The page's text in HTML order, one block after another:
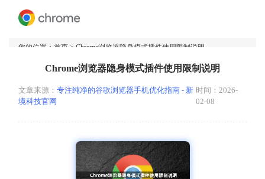
您的位置： 首页 > Chrome浏览器隐身模式插件使用限制说明
Chrome浏览器隐身模式插件使用限制说明
文章来源： 专注纯净的谷歌浏览器手机优化指南 - 新
境科技官网
时间：2026-
02-08